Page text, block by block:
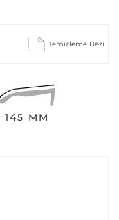
Temizleme Bezi
145 MM